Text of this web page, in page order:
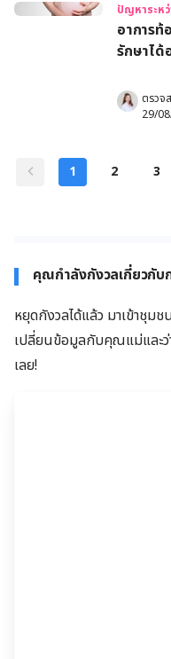
ปัญหาระห
อาการท้
รักษาได้
ตรวจ
29/
1 2 3
คุณกำลังกังวลเกี่ยวกับ
หยุดกังวลได้แล้ว มาเข้าชุม
เปลี่ยนข้อมูลกับคุณแม่และ
เลย!